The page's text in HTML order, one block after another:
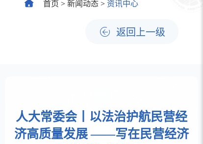
首页 > 新闻动态 > 资讯中心
返回上一级
人大常委会丨以法治护航民营经
济高质量发展 ——写在民营经济